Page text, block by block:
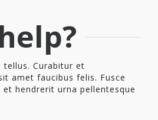
tellus. Curabitur et
amet faucibus felis. Fusce
hendrerit urna pellentesque